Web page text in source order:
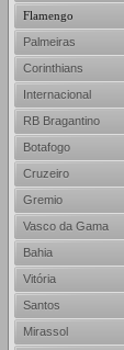
Flamengo
Palmeiras
Corinthians
Internacional
RB Bragantino
Botafogo
Cruzeiro
Gremio
Vasco da Gama
Bahia
Vitória
Santos
Mirassol